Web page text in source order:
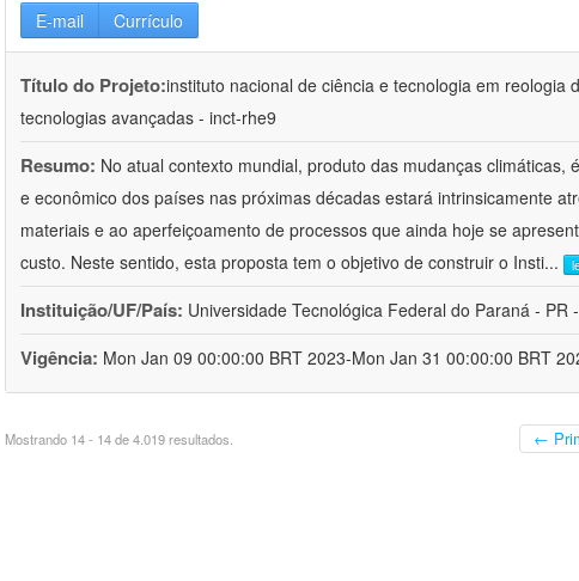
E-mail Currículo
Título do Projeto:instituto nacional de ciência e tecnologia em reologia
tecnologias avançadas - inct-rhe9
Resumo: No atual contexto mundial, produto das mudanças climáticas,
e econômico dos países nas próximas décadas estará intrinsicamente
materiais e ao aperfeiçoamento de processos que ainda hoje se
custo. Neste sentido, esta proposta tem o objetivo de construir o Insti...
Instituição/UF/País: Universidade Tecnológica Federal do Paraná - PR
Vigência: Mon Jan 09 00:00:00 BRT 2023-Mon Jan 31 00:00:00 BRT
Mostrando 14 - 14 de 4.019 resultados. ←